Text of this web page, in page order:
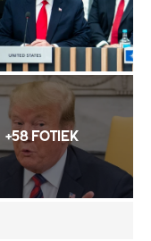
+58 FOTIEK